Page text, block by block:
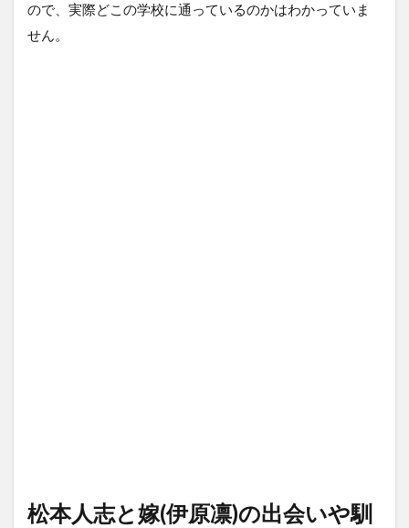
ので、実際どこの学校に通っているのかはわかっていま
せん。
松本人志と嫁(伊原凛)の出会いや馴